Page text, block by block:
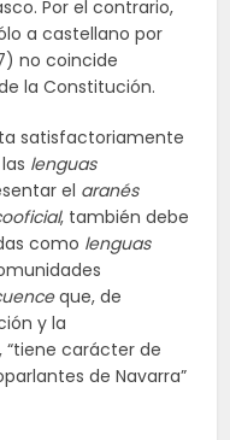
Por el contrario,
a castellano por
no coincide
la Constitución.
satisfactoriamente
lenguas
el aranés
, también debe
como lenguas
que, de
y la
carácter de
de Navarra”